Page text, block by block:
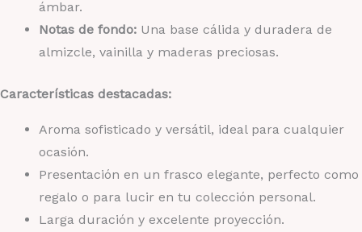
ámbar.
Notas de fondo: Una base cálida y duradera de
almizcle, vainilla y maderas preciosas.
Características destacadas:
Aroma sofisticado y versátil, ideal para cualquier
ocasión.
Presentación en un frasco elegante, perfecto como
regalo o para lucir en tu colección personal.
Larga duración y excelente proyección.